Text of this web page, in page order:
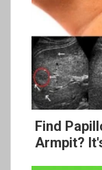
Find
Armpit?